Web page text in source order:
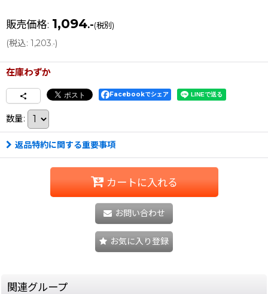
販売価格: 1,094.-(税別)
(税込: 1,203.-)
在庫わずか
Facebookでシェア
数量:
返品特約に関する重要事項
カートに入れる
お問い合わせ
お気に入り登録
関連グループ